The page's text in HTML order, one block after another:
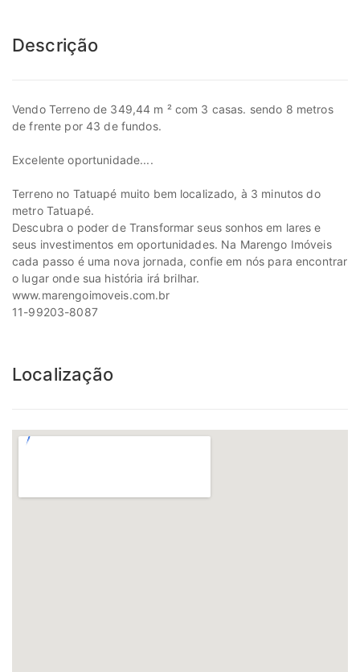
Descrição
Vendo Terreno de 349,44 m ² com 3 casas. sendo 8 metros
de frente por 43 de fundos.
Excelente oportunidade....
Terreno no Tatuapé muito bem localizado, à 3 minutos do
metro Tatuapé.
Descubra o poder de Transformar seus sonhos em lares e
seus investimentos em oportunidades. Na Marengo Imóveis
cada passo é uma nova jornada, confie em nós para encontrar
o lugar onde sua história irá brilhar.
www.marengoimoveis.com.br
11-99203-8087
Localização